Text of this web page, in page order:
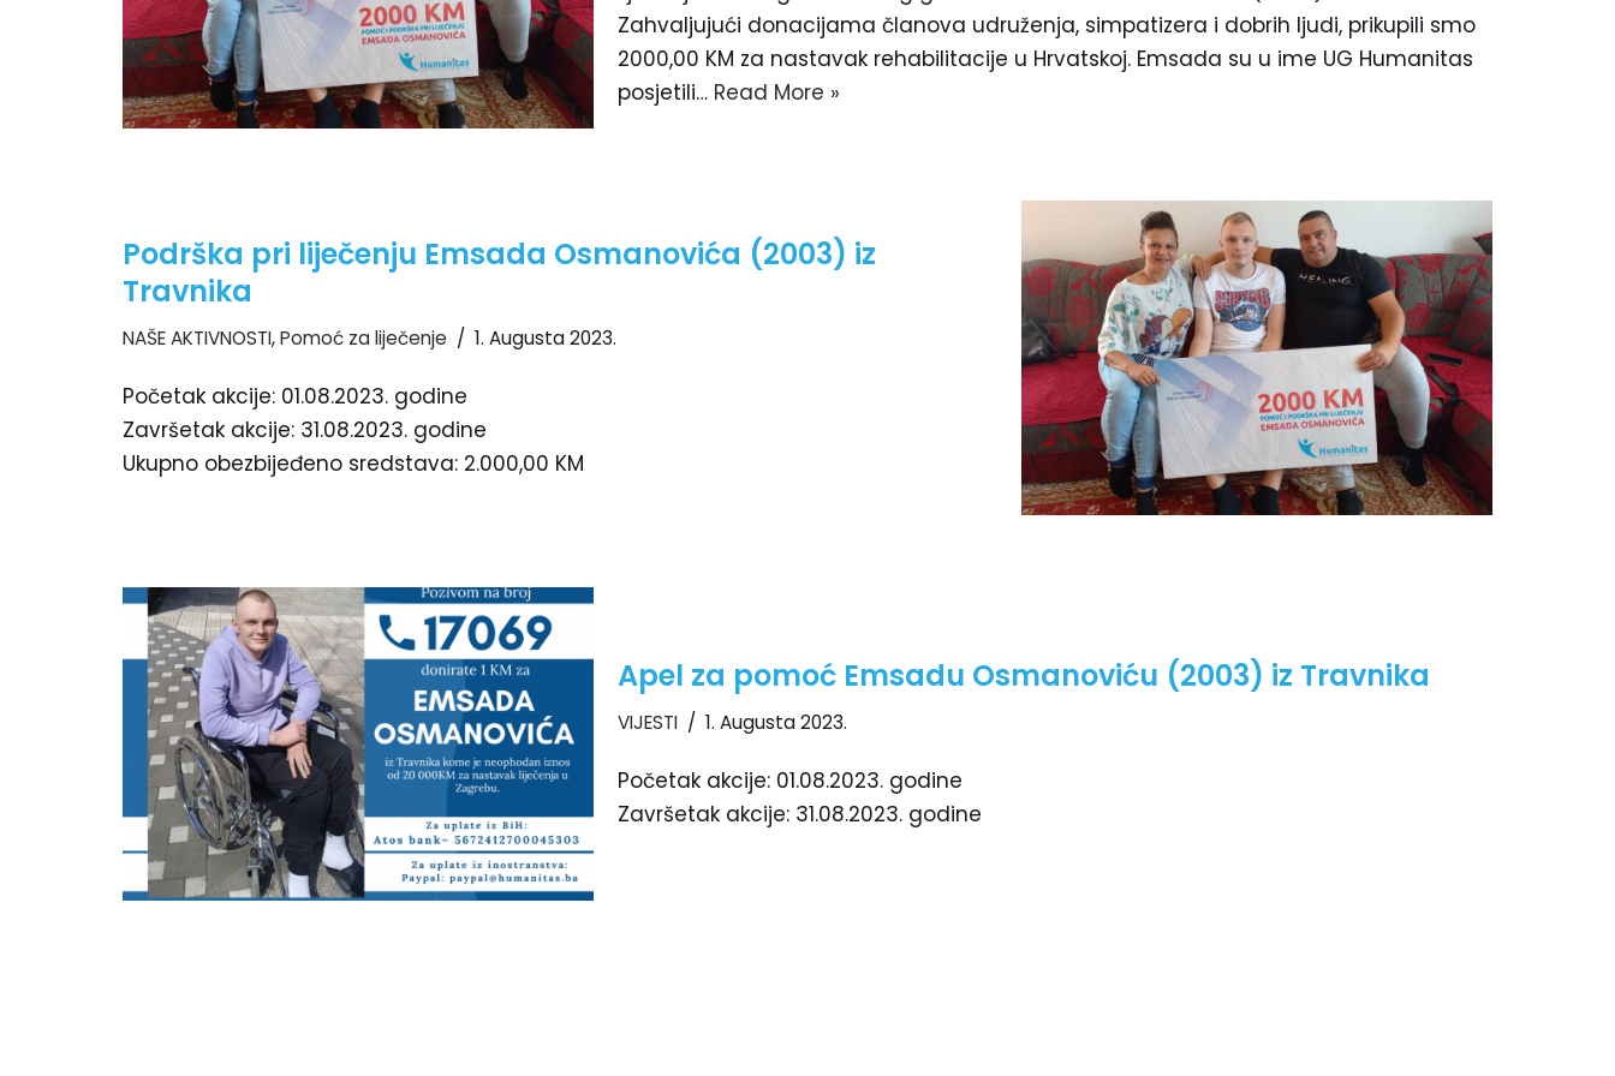
Zahvaljujući donacijama članova udruženja, simpatizera i dobrih ljudi, prikupili smo
2000,00 KM za nastavak rehabilitacije u Hrvatskoj. Emsada su u ime UG Humanitas
posjetili… Read More »
Podrška pri liječenju Emsada Osmanovića (2003) iz
Travnika
NAŠE AKTIVNOSTI,Pomoć za liječenje 1. Augusta 2023.
Početak akcije: 01.08.2023. godine
Završetak akcije: 31.08.2023. godine
Ukupno obezbijeđeno sredstava: 2.000,00 KM
Apel za pomoć Emsadu Osmanoviću (2003) iz Travnika
VIJESTI 1. Augusta 2023.
Početak akcije: 01.08.2023. godine
Završetak akcije: 31.08.2023. godine